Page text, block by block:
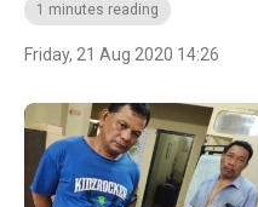
1 minutes reading
Friday, 21 Aug 2020 14:26